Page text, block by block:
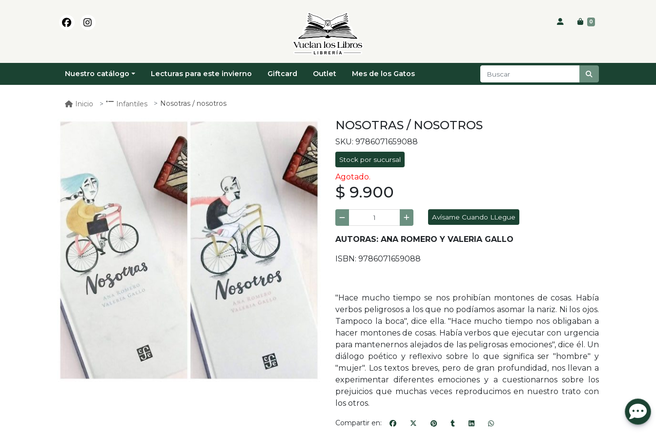
0
Nuestro catálogo Lecturas para este invierno Giftcard Outlet Mes de los Gatos
Inicio Infantiles Nosotras / nosotros
NOSOTRAS / NOSOTROS
SKU: 9786071659088
Stock por sucursal
Agotado.
$ 9.900
Avísame Cuando LLegue
AUTORAS: ANA ROMERO Y VALERIA GALLO
ISBN: 9786071659088
"Hace mucho tiempo se nos prohibían montones de cosas. Había
verbos peligrosos a los que no podíamos asomar la nariz. Ni los ojos.
Tampoco la boca", dice ella. "Hace mucho tiempo nos obligaban a
hacer montones de cosas. Había verbos que ejecutar con urgencia
para mantenernos alejados de las peligrosas emociones", dice él. Un
diálogo poético y reflexivo sobre lo que significa ser "hombre" y
"mujer". Los textos breves, pero de gran profundidad, nos llevan a
experimentar diferentes emociones y a cuestionarnos sobre los
prejuicios que muchas veces reproducimos en nuestro trato con
los otros.
Compartir en: